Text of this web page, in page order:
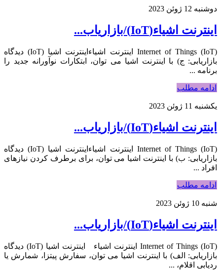
دوشنبه 12 ژوئن 2023
اینترنت اشیاء(IoT)/بازاریاب...
Internet of Things (IoT) اینترنت اشیاءاینترنت اشیا (IoT) دیدگاه
بازاریابی: ج) با اینترنت اشیا می توان، ابتکارات نوآورانه جدید را
برنامه ...
ادامه مطلب
یکشنبه 11 ژوئن 2023
اینترنت اشیاء(IoT)/بازاریاب...
Internet of Things (IoT) اینترنت اشیاءاینترنت اشیا (IoT) دیدگاه
بازاریابی: ب) با اینترنت اشیا می توان، برای برطرف کردن نیازهای
افراد ...
ادامه مطلب
شنبه 10 ژوئن 2023
اینترنت اشیاء(IoT)/بازاریاب...
Internet of Things (IoT) اینترنت اشیاء اینترنت اشیا (IoT) دیدگاه
بازاریابی: الف) با اینترنت اشیا می توان، سفارش پیتزا، شمارش یا
ردیابی اقلام، ...